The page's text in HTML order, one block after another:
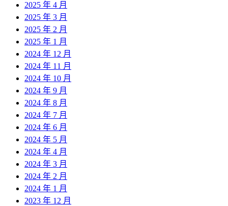
2025 年 4 月
2025 年 3 月
2025 年 2 月
2025 年 1 月
2024 年 12 月
2024 年 11 月
2024 年 10 月
2024 年 9 月
2024 年 8 月
2024 年 7 月
2024 年 6 月
2024 年 5 月
2024 年 4 月
2024 年 3 月
2024 年 2 月
2024 年 1 月
2023 年 12 月